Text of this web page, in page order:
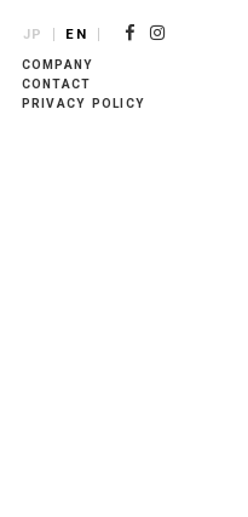
JP EN
COMPANY
CONTACT
PRIVACY POLICY